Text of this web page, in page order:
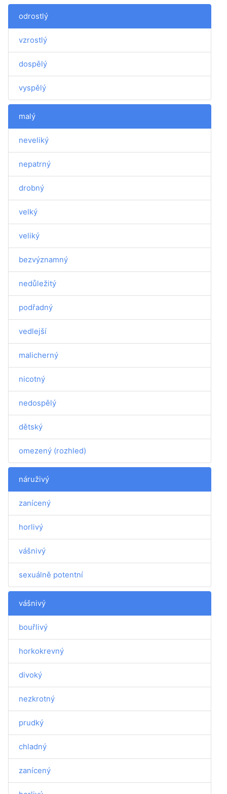
odrostlý
vzrostlý
dospělý
vyspělý
malý
neveliký
nepatrný
drobný
velký
veliký
bezvýznamný
nedůležitý
podřadný
vedlejší
malicherný
nicotný
nedospělý
dětský
omezený (rozhled)
náruživý
zanícený
horlivý
vášnivý
sexuálně potentní
vášnivý
bouřlivý
horkokrevný
divoký
nezkrotný
prudký
chladný
zanícený